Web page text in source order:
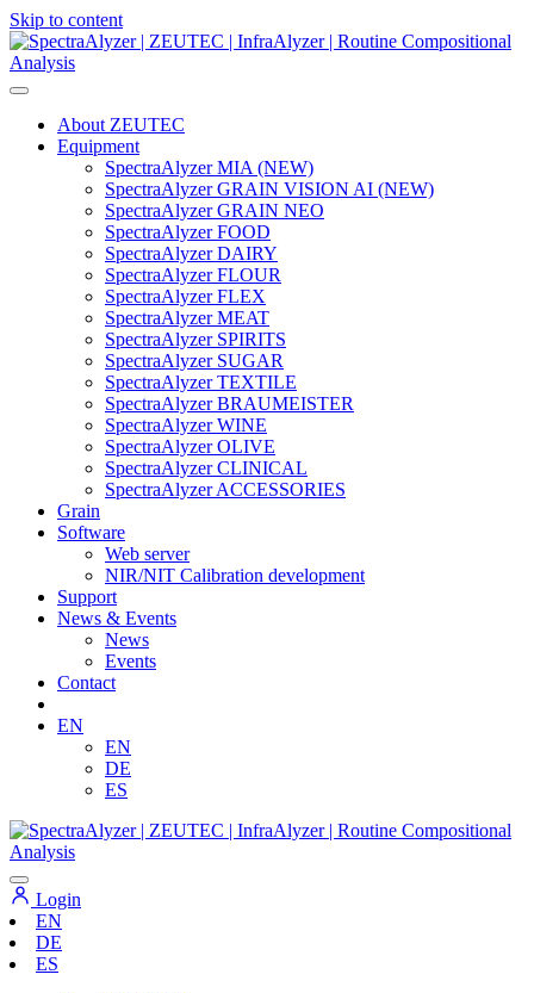
Skip to content
Main
Navigation
About ZEUTEC
Equipment
SpectraAlyzer MIA (NEW)
SpectraAlyzer GRAIN VISION AI (NEW)
SpectraAlyzer GRAIN NEO
SpectraAlyzer FOOD
SpectraAlyzer DAIRY
SpectraAlyzer FLOUR
SpectraAlyzer FLEX
SpectraAlyzer MEAT
SpectraAlyzer SPIRITS
SpectraAlyzer SUGAR
SpectraAlyzer TEXTILE
SpectraAlyzer BRAUMEISTER
SpectraAlyzer WINE
SpectraAlyzer OLIVE
SpectraAlyzer CLINICAL
SpectraAlyzer ACCESSORIES
Grain
Software
Web server
NIR/NIT Calibration development
Support
News & Events
News
Events
Contact
EN
EN
DE
ES
Login
EN
DE
ES